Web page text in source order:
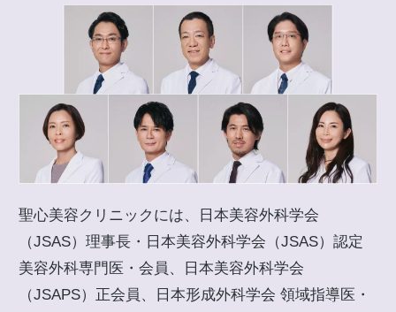
聖心美容クリニックには、日本美容外科学会
（JSAS）理事長・日本美容外科学会（JSAS）認定
美容外科専門医・会員、日本美容外科学会
（JSAPS）正会員、日本形成外科学会 領域指導医・